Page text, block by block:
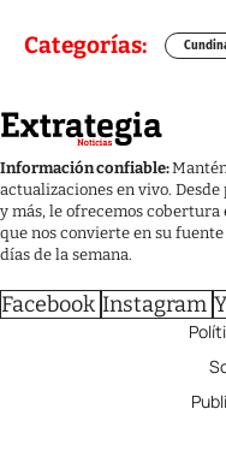
Categorías:
Información confiable:
actualizaciones en vivo.
y más, le ofrecemos
que nos convierte en su
días de la semana.
Facebook Instagram